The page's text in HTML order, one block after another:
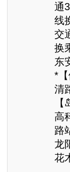
通
线
交
换
东
*
清
高
路
龙
花